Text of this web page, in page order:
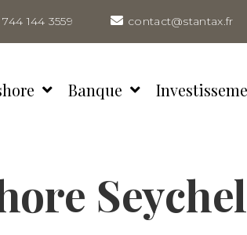
144 3559 contact@stantax.fr
Banque